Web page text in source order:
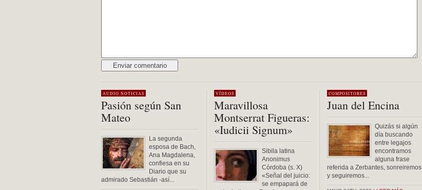
AUDIO NOTICIAS
Pasión según San
Mateo
La segunda
esposa de Bach,
Ana Magdalena,
confiesa en su
Diario que su
admirado Sebastián -así...
VÍDEOS
Maravillosa
Montserrat Figueras:
«Iudicii Signum»
Sibila latina
Anonimus
Córdoba (s. X)
«Señal del juicio:
se empapará de
COMPOSITORES
Juan del Encina
Quizás si algún
día buscando
entre legajos
encontramos
alguna frase
referida a Zerbantes, sonreiremos
y seguiremos...